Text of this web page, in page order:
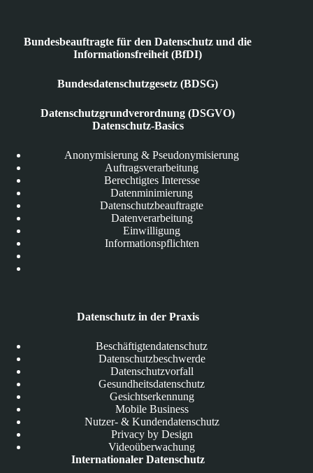
Bundesbeauftragte für den Datenschutz und die
Informationsfreiheit (BfDI)
Bundesdatenschutzgesetz (BDSG)
Datenschutzgrundverordnung (DSGVO)
Datenschutz-Basics
Anonymisierung & Pseudonymisierung
Auftragsverarbeitung
Berechtigtes Interesse
Datenminimierung
Datenschutzbeauftragte
Datenverarbeitung
Einwilligung
Informationspflichten
Datenschutz in der Praxis
Beschäftigtendatenschutz
Datenschutzbeschwerde
Datenschutzvorfall
Gesundheitsdatenschutz
Gesichtserkennung
Mobile Business
Nutzer- & Kundendatenschutz
Privacy by Design
Videoüberwachung
Internationaler Datenschutz